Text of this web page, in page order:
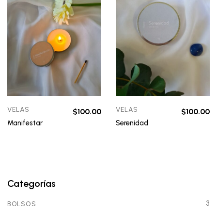
VELAS
Manifestar
$100.00 VELAS
Serenidad
$100.00
Categorías
BOLSOS 3